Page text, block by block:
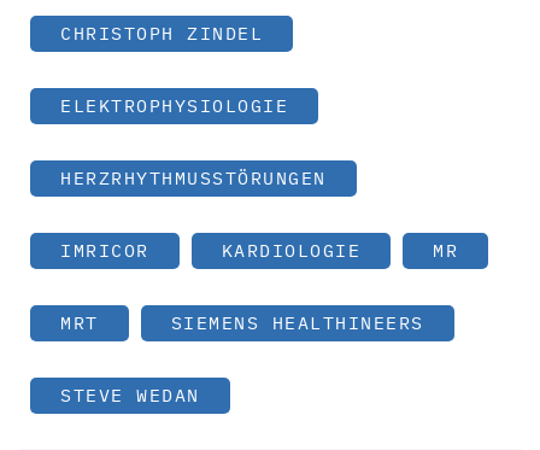
CHRISTOPH ZINDEL
ELEKTROPHYSIOLOGIE
HERZRHYTHMUSSTÖRUNGEN
IMRICOR KARDIOLOGIE MR
MRT SIEMENS HEALTHINEERS
STEVE WEDAN